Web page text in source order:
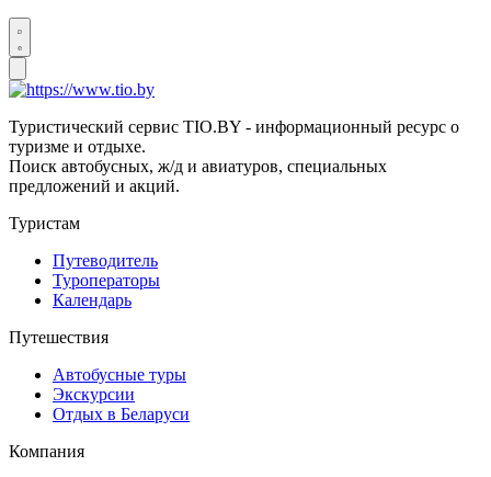
Туристический сервис TIO.BY - информационный ресурс о
туризме и отдыхе.
Поиск автобусных, ж/д и авиатуров, специальных
предложений и акций.
Туристам
Путеводитель
Туроператоры
Календарь
Путешествия
Автобусные туры
Экскурсии
Отдых в Беларуси
Компания